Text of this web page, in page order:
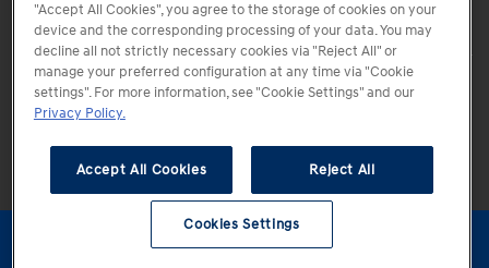
Copyright 2005-2026 Hyundai Motor Poland Sp. z.o.o
Kontakt Regulamin
Polityka prywatności
Centrum preferencji
Cookies Settings
"Accept All Cookies", you agree to the storage of cookies on your
device and the corresponding processing of your data. You may
decline all not strictly necessary cookies via "Reject All" or
manage your preferred configuration at any time via "Cookie
settings". For more information, see "Cookie Settings" and our
Privacy Policy.
Accept All Cookies Reject All
Cookies Settings